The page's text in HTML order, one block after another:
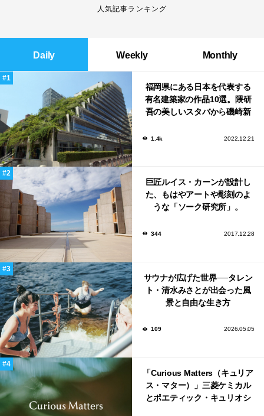
人気記事ランキング
Daily Weekly Monthly
福岡県にある日本を代表する
有名建築家の作品10選。隈研
吾の美しいスタバから磯崎新
1.4k 2022.12.21
巨匠ルイス・カーンが設計し
た、もはやアートや彫刻のよ
うな「ソーク研究所」。
344 2017.12.28
サウナが広げた世界──タレン
ト・清水みさとが出会った風
景と自由な生き方
109 2026.05.05
「Curious Matters（キュリア
ス・マター）」三菱ケミカル
とポエティック・キュリオシ